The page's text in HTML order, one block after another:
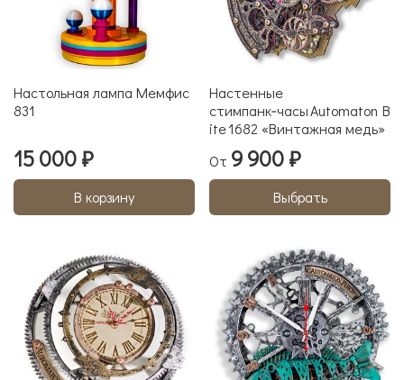
Настольная лампа Мемфис
831
15 000 ₽
В корзину
Настенные
стимпанк‑часы Automaton B
ite 1682 «Винтажная медь»
От 9 900 ₽
Выбрать